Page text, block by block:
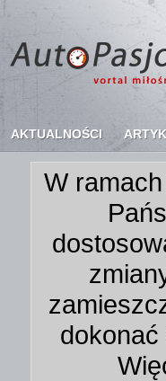
AKTUALNOŚCI
W